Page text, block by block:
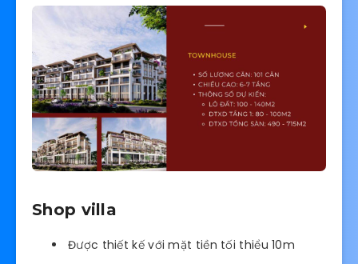
Shop villa
Được thiết kế với mặt tiền tối thiểu 10m